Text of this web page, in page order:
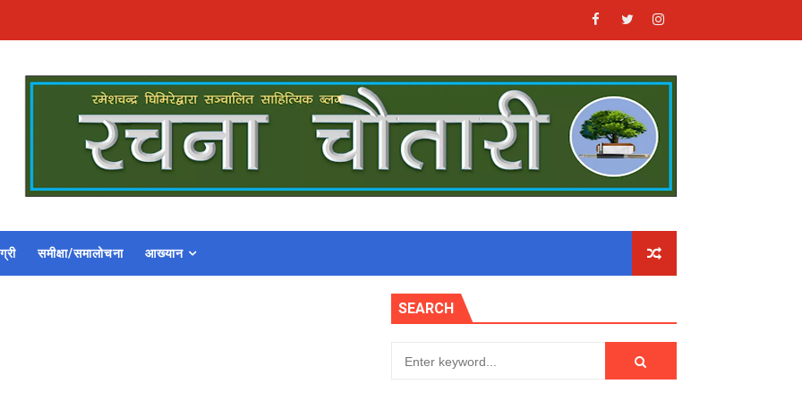
समीक्षा/समालोचना आख्यान
SEARCH